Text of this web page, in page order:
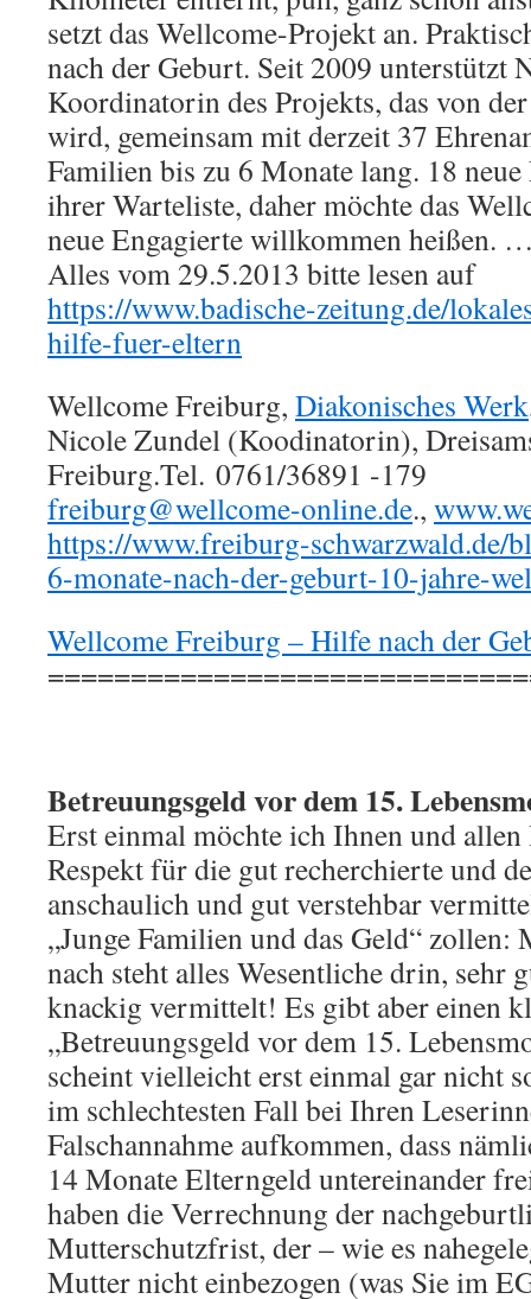
setzt das Wellcome-Projekt an.
nach der Geburt. Seit 2009 unterstützt
Koordinatorin des Projekts, das von
wird, gemeinsam mit derzeit 37
Familien bis zu 6 Monate lang. 18
ihrer Warteliste, daher möchte das
neue Engagierte willkommen heißen.
Alles vom 29.5.2013 bitte lesen auf
https://www.badische-zeitung.de/
hilfe-fuer-eltern
Wellcome Freiburg, Diakonisches Werk
Nicole Zundel (Koodinatorin),
Freiburg.Tel. 0761/36891 -179
freiburg@wellcome-online.de.,
https://www.freiburg-schwarzwald.de/
6-monate-nach-der-geburt-10-jahre-
Wellcome Freiburg – Hilfe nach der
Betreuungsgeld vor dem 15.
Erst einmal möchte ich Ihnen und
Respekt für die gut recherchierte und
anschaulich und gut verstehbar
„Junge Familien und das Geld“ zollen:
nach steht alles Wesentliche drin, sehr
knackig vermittelt! Es gibt aber einen
„Betreuungsgeld vor dem 15.
scheint vielleicht erst einmal gar nicht
im schlechtesten Fall bei Ihren
Falschannahme aufkommen, dass
14 Monate Elterngeld untereinander
haben die Verrechnung der
Mutterschutzfrist, der – wie es
Mutter nicht einbezogen (was Sie im